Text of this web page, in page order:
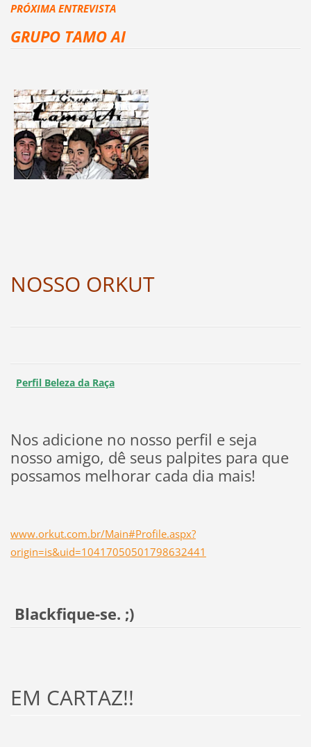
PRÓXIMA ENTREVISTA
GRUPO TAMO AI
NOSSO ORKUT
Perfil Beleza da Raça
Nos adicione no nosso perfil e seja
nosso amigo, dê seus palpites para que
possamos melhorar cada dia mais!
www.orkut.com.br/Main#Profile.aspx?
origin=is&uid=10417050501798632441
Blackfique-se. ;)
EM CARTAZ!!